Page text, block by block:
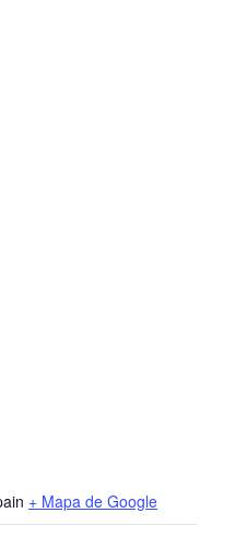
+ Mapa de Google